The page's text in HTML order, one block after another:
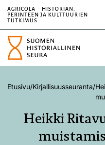
AGRICOLA – HISTORIAN,
PERINTEEN JA KULTTUURIEN
TUTKIMUS
Etusivu/Kirjallisuusseuranta/
Heikki